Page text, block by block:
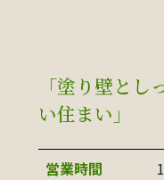
「塗り壁と
い住まい」
営業時間